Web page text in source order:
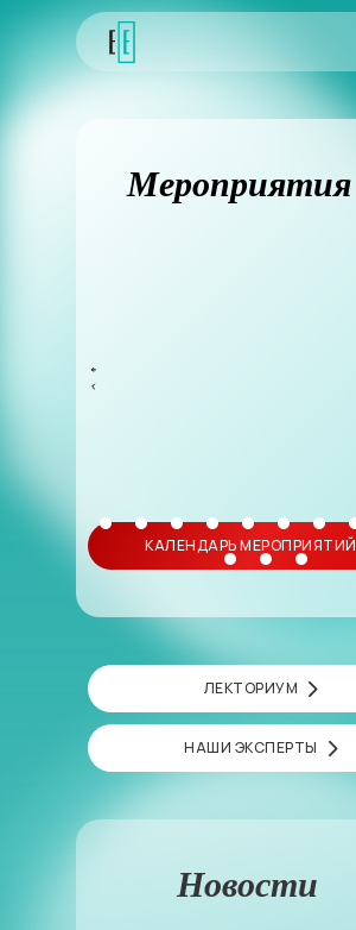
КАЛЕНДАРЬ МЕРОПРИЯТИЙ
НАШИ ЭКСПЕРТЫ
ЛЕКТОРИУМ
Новости
Мероприятия